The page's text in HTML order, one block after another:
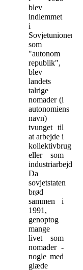
blev
indlemmet
i
Sovjetunionen
som
"autonom
republik",
blev
landets
talrige
nomader (i
autonomiens
navn)
tvunget til
at arbejde i
kollektivbrug
eller som
industriarbejdere.
Da
sovjetstaten
brød
sammen i
1991,
genoptog
mange
livet som
nomader -
nogle med
glæde